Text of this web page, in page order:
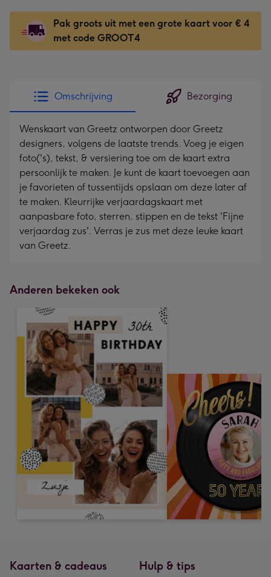
120
x
160
mm
Dimensions:
167
x
€6,49
-
Voor
-
Dimensions:
241
x
333
mm
Pak groots uit met een grote kaart voor € 4
met code GROOT4
Omschrijving Bezorging
Wenskaart van Greetz ontworpen door Greetz
designers, volgens de laatste trends. Voeg je eigen
foto('s), tekst, & versiering toe om de kaart extra
persoonlijk te maken. Je kunt de kaart toevoegen aan
je favorieten of tussentijds opslaan om deze later af
te maken. Kleurrijke verjaardagskaart met
aanpasbare foto, sterren, stippen en de tekst 'Fijne
verjaardag zus'. Verras je zus met deze leuke kaart
van Greetz.
Anderen bekeken ook
Kaarten & cadeaus Hulp & tips